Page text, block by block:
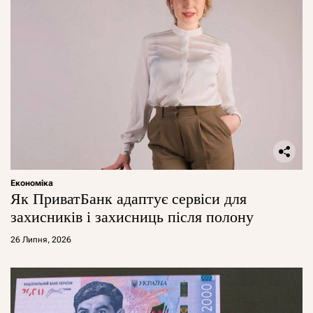
Економіка
Як ПриватБанк адаптує сервіси для
захисників і захисниць після полону
26 Липня, 2026